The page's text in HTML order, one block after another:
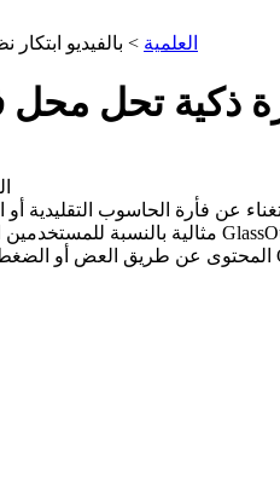
العلمية > بالفيديو
ذكية تحل
فأرة الحاسوب التقليدية أو